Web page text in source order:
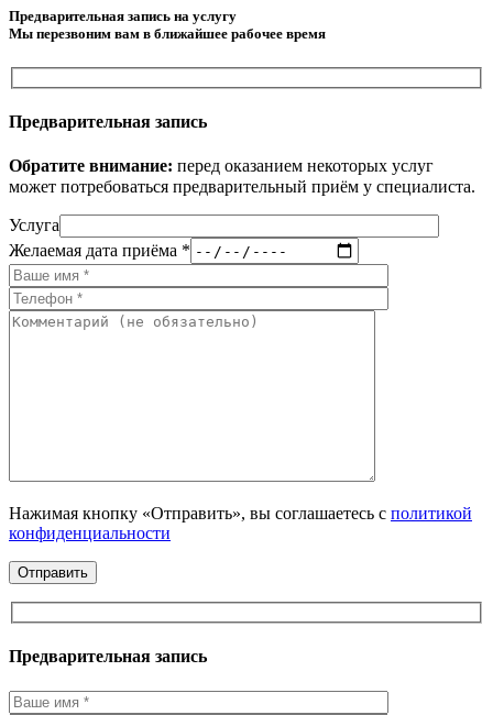
Предварительная запись на услугу
Мы перезвоним вам в ближайшее рабочее время
Предварительная запись
Обратите внимание: перед оказанием некоторых услуг
может потребоваться предварительный приём у специалиста.
Услуга
Желаемая дата приёма *
Нажимая кнопку «Отправить», вы соглашаетесь с политикой
конфиденциальности
Предварительная запись